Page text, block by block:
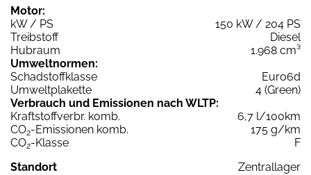
Motor:
kW / PS
150 kW / 204 PS
Treibstoff
Diesel
Hubraum
1.968 cm³
Umweltnormen:
Schadstoffklasse
Euro6d
Umweltplakette
4 (Green)
Verbrauch und Emissionen nach WLTP:
Kraftstoffverbr. komb.
6,7 l/100km
CO2-Emissionen komb.
175 g/km
CO2-Klasse
F
Standort
Zentrallager